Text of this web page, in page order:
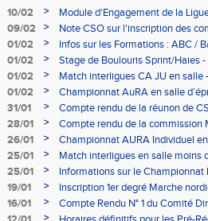
10/02 >
Module d'Engagement de la
09/02
>
Note CSO sur l'inscription des
01/02
>
Infos sur les Formations : ABC /
01/02
>
Stage de Boulouris Sprint/Haies
01/02
>
Match interligues CA JU en salle
01/02
>
Championnat AuRA en salle
- le 12 février
31/01 >
Compte rendu de la réunon de
28/01
>
Compte rendu de la commission
à Bourgoin
26/01 >
Championnat AURA Individuel
25/01
>
Match interligues en salle moins
25/01
>
Informations sur le
05/02
19/01 >
Inscription 1er degré Marche
03/02 (sous condition)
16/01 >
Compte Rendu N° 1 du Comité
>